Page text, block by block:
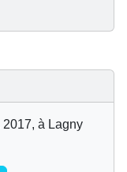
à Lagny